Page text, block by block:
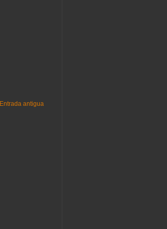
Entrada antigua